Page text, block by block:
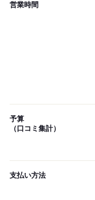
営業時間
予算
（口コミ集計）
支払い方法